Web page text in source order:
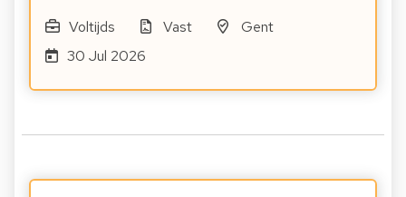
Voltijds Vast
Gent
30 Jul 2026